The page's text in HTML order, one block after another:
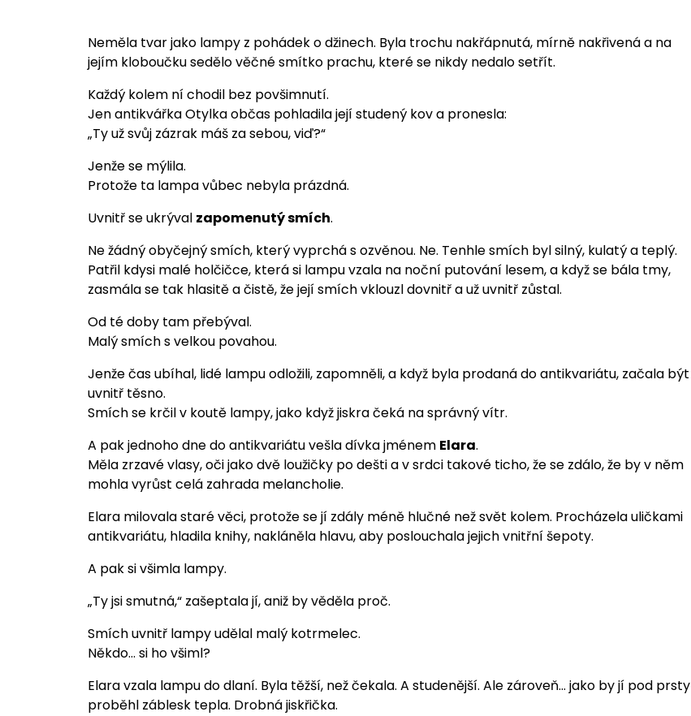
Neměla tvar jako lampy z pohádek o džinech. Byla trochu nakřápnutá, mírně nakřivená a na
jejím kloboučku sedělo věčné smítko prachu, které se nikdy nedalo setřít.
Každý kolem ní chodil bez povšimnutí.
Jen antikvářka Otylka občas pohladila její studený kov a pronesla:
„Ty už svůj zázrak máš za sebou, viď?“
Jenže se mýlila.
Protože ta lampa vůbec nebyla prázdná.
Uvnitř se ukrýval zapomenutý smích.
Ne žádný obyčejný smích, který vyprchá s ozvěnou. Ne. Tenhle smích byl silný, kulatý a teplý.
Patřil kdysi malé holčičce, která si lampu vzala na noční putování lesem, a když se bála tmy,
zasmála se tak hlasitě a čistě, že její smích vklouzl dovnitř a už uvnitř zůstal.
Od té doby tam přebýval.
Malý smích s velkou povahou.
Jenže čas ubíhal, lidé lampu odložili, zapomněli, a když byla prodaná do antikvariátu, začala být
uvnitř těsno.
Smích se krčil v koutě lampy, jako když jiskra čeká na správný vítr.
A pak jednoho dne do antikvariátu vešla dívka jménem Elara.
Měla zrzavé vlasy, oči jako dvě loužičky po dešti a v srdci takové ticho, že se zdálo, že by v něm
mohla vyrůst celá zahrada melancholie.
Elara milovala staré věci, protože se jí zdály méně hlučné než svět kolem. Procházela uličkami
antikvariátu, hladila knihy, nakláněla hlavu, aby poslouchala jejich vnitřní šepoty.
A pak si všimla lampy.
„Ty jsi smutná,“ zašeptala jí, aniž by věděla proč.
Smích uvnitř lampy udělal malý kotrmelec.
Někdo… si ho všiml?
Elara vzala lampu do dlaní. Byla těžší, než čekala. A studenější. Ale zároveň… jako by jí pod prsty
proběhl záblesk tepla. Drobná jiskřička.